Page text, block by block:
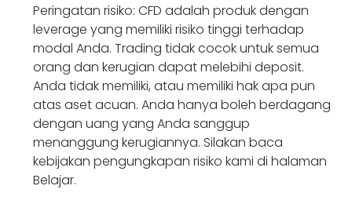
Peringatan risiko: CFD adalah produk dengan
leverage yang memiliki risiko tinggi terhadap
modal Anda. Trading tidak cocok untuk semua
orang dan kerugian dapat melebihi deposit.
Anda tidak memiliki, atau memiliki hak apa pun
atas aset acuan. Anda hanya boleh berdagang
dengan uang yang Anda sanggup
menanggung kerugiannya. Silakan baca
kebijakan pengungkapan risiko kami di halaman
Belajar.